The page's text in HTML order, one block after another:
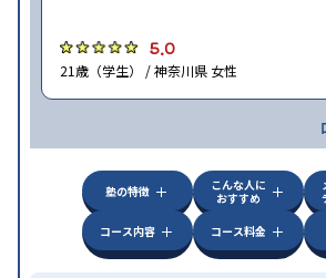
5.0
21歳（学生） / 神奈川県 女性
塾の特徴
こんな人に
おすすめ
コース内容
コース料金